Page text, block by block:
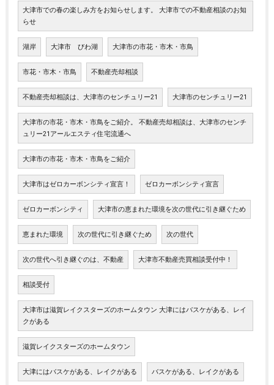
大津市での春の楽しみ方をお知らせします。 大津市での不動産相談のお知
らせ
湖岸 大津市 びわ湖 大津市の市花・市木・市鳥
市花・市木・市鳥 不動産売却相談
不動産売却相談は、大津市のセンチュリー21 大津市のセンチュリー21
大津市の市花・市木・市鳥をご紹介。 不動産売却相談は、大津市のセンチ
ュリー21アールエスティ住宅流通へ
大津市の市花・市木・市鳥をご紹介
大津市はゼロカーボンシティ宣言！ ゼロカーボンシティ宣言
ゼロカーボンシティ 大津市の恵まれた環境を次の世代に引き継ぐため
恵まれた環境 次の世代に引き継ぐため 次の世代
次の世代へ引き継ぐのは、不動産 大津市不動産売買相談受付中！
相談受付
大津市は滋賀レイクスターズのホームタウン 大津にはバスケがある、レイ
クがある
滋賀レイクスターズのホームタウン
大津にはバスケがある、レイクがある バスケがある、レイクがある